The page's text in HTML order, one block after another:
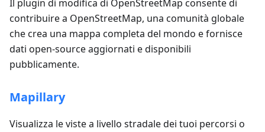
Il plugin di modifica di OpenStreetMap consente di
contribuire a OpenStreetMap, una comunità globale
che crea una mappa completa del mondo e fornisce
dati open-source aggiornati e disponibili
pubblicamente.
Mapillary
Visualizza le viste a livello stradale dei tuoi percorsi o